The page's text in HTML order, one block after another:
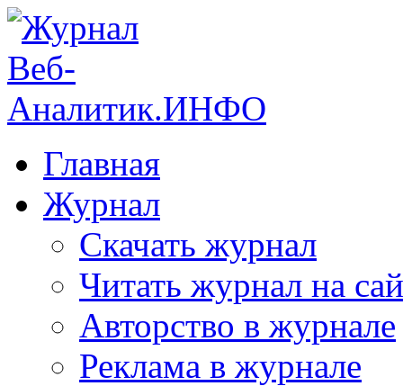
Главная
Журнал
Скачать журнал
Читать журнал на
Авторство в журнале
Реклама в журнале